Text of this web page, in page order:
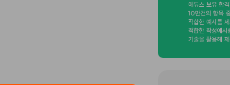
에듀스 보유 합
10만건의 항목
적합한 예시를
적합한 작성예
기술을 활용해